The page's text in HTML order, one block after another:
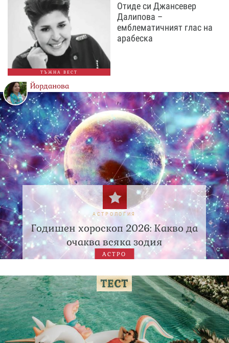
ТЪЖНА ВЕСТ
Отиде си Джансевер
Далипова –
емблематичният глас на
арабеска
Йорданова
АСТРОЛОГИЯ
Годишен хороскоп 2026: Какво да
очаква всяка зодия
АСТРО